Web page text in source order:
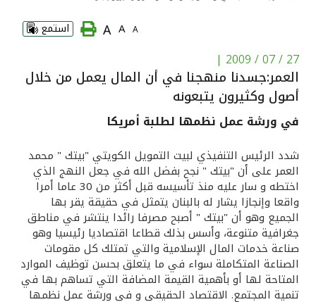
"برامج العملاء"
الاستثمار
القنوات المصرفية
أدوات وخدمات
خدمات ما بعد البيع
اتصل بنا
A
A
A استمع
27 / 07 / 2009
|
العمر:جسدنا منهجنا في أن المال يعمل من خلال
أصول وكثيرون يتبعونه
في ورشة عمل نظمها لطلبة أمريكا
شدد الرئيس التنفيذي لبيت التمويل الكويتي "بيتك " محمد
العمر على أن "بيتك " نجح بفضل الله في جعل النهج الذي
اختطه و سار عليه منذ تأسيسه قبل أكثر من 30 عاما أمرا
واقعا وإنجازا يشار له بالبنان يتمثل في حقيقة يقر بها
الجميع وهو أن "بيتك " أصبح مصرفا رائدا ينتشر في مناطق
جغرافية متنوعة، وأسس بذلك قطاعا اقتصاديا رئيسيا وهو
صناعة خدمات المال الإسلامية والتي تمتلك كل مقومات
الصناعة المتكاملة سواء في ما يتعلق بحسن توظيف الموارد
المتاحة لها أو بأهمية القيمة المضافة التي تساهم بها في
تنمية المجتمع. الاقتصاد الحقيقي و في ورشة عمل نظمها